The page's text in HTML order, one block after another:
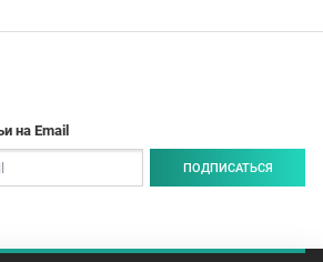
на Email
ПОДПИСАТЬСЯ